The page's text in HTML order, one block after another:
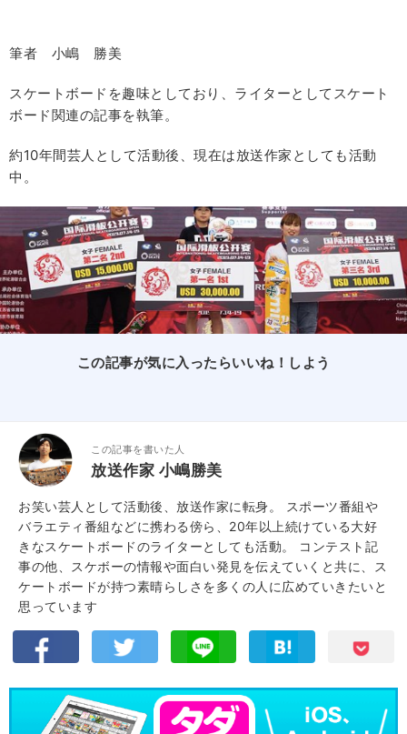
筆者 小嶋 勝美
スケートボードを趣味としており、ライターとしてスケート
ボード関連の記事を執筆。
約10年間芸人として活動後、現在は放送作家としても活動
中。
この記事が気に入ったらいいね！しよう
この記事を書いた人
放送作家 小嶋勝美
お笑い芸人として活動後、放送作家に転身。 スポーツ番組や
バラエティ番組などに携わる傍ら、20年以上続けている大好
きなスケートボードのライターとしても活動。 コンテスト記
事の他、スケボーの情報や面白い発見を伝えていくと共に、ス
ケートボードが持つ素晴らしさを多くの人に広めていきたいと
思っています